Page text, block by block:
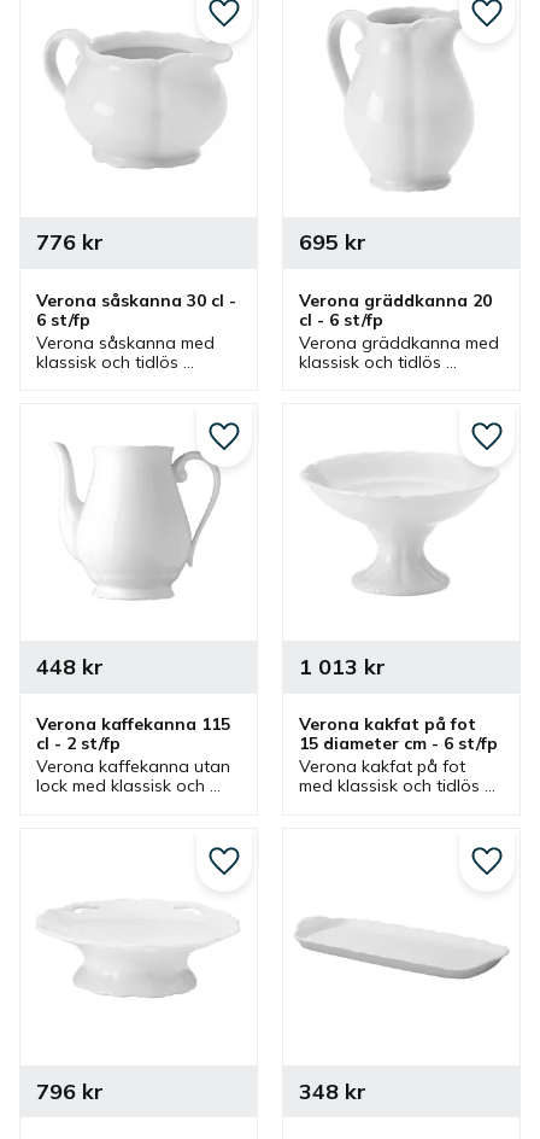
uppläggningsfat.
serveringskanna för
kaffe i flera olika miljöer.
Verona såskanna 30 cl -
6 st/fp
Verona såskanna med
klassisk och tidlös
mjölkkanna i flera olika
miljöer.
776kr
Lägg till i favoriter
Verona gräddkanna 20
cl - 6 st/fp
Verona gräddkanna med
klassisk och tidlös
mjölkkanna i flera olika
miljöer.
695 kr
Lägg
Verona kaffekanna 115
cl - 2 st/fp
Verona kaffekanna utan
lock med klassisk och
kaffe i flera olika miljöer.
448kr
Lägg till i favoriter
Verona kakfat på fot
15 diameter cm - 6 st/fp
Verona kakfat på fot
med klassisk och tidlös
bra kakfat, serveringsfat
1 013 kr
Lägg
796kr
Lägg till i favoriter
348kr
Lägg